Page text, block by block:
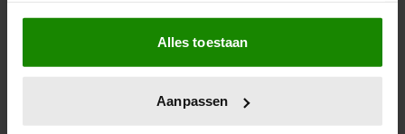
Als u het toestaat, willen we ook graag:
Informatie verzamelen over uw geografische
locatie, die tot een paar meter nauwkeurig kan zijn
scannen op specifieke eigenschappen (fingerprinting)
Alles toestaan
Aanpassen